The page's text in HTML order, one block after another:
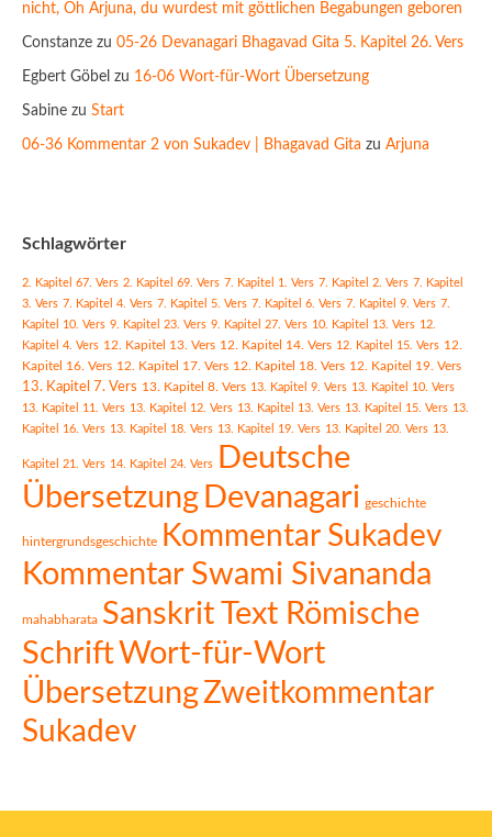
nicht, Oh Arjuna, du wurdest mit göttlichen Begabungen geboren
Constanze zu 05-26 Devanagari Bhagavad Gita 5. Kapitel 26. Vers
Egbert Göbel zu 16-06 Wort-für-Wort Übersetzung
Sabine zu Start
06-36 Kommentar 2 von Sukadev | Bhagavad Gita zu Arjuna
Schlagwörter
2. Kapitel 67. Vers 2. Kapitel 69. Vers 7. Kapitel 1. Vers 7. Kapitel 2. Vers 7. Kapitel
3. Vers 7. Kapitel 4. Vers 7. Kapitel 5. Vers 7. Kapitel 6. Vers 7. Kapitel 9. Vers 7.
Kapitel 10. Vers 9. Kapitel 23. Vers 9. Kapitel 27. Vers 10. Kapitel 13. Vers 12.
Kapitel 4. Vers 12. Kapitel 13. Vers 12. Kapitel 14. Vers 12. Kapitel 15. Vers 12.
Kapitel 16. Vers 12. Kapitel 17. Vers 12. Kapitel 18. Vers 12. Kapitel 19. Vers
13. Kapitel 7. Vers 13. Kapitel 8. Vers 13. Kapitel 9. Vers 13. Kapitel 10. Vers
13. Kapitel 11. Vers 13. Kapitel 12. Vers 13. Kapitel 13. Vers 13. Kapitel 15. Vers 13.
Kapitel 16. Vers 13. Kapitel 18. Vers 13. Kapitel 19. Vers 13. Kapitel 20. Vers 13.
Kapitel 21. Vers 14. Kapitel 24. Vers
Deutsche
Übersetzung Devanagari geschichte
hintergrundsgeschichte
Kommentar Sukadev
Kommentar Swami Sivananda
mahabharata Sanskrit Text Römische
SchriftWort-für-Wort
ÜbersetzungZweitkommentar
Sukadev